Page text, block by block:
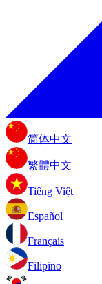
简体中文
繁體中文
Tiếng Việt
Español
Français
Filipino